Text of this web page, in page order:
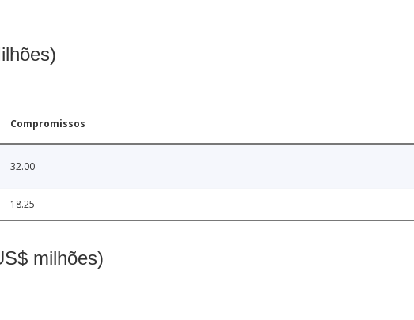
Compromissos
32.00
18.25
milhões)